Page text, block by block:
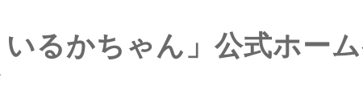
いるかちゃん」公式ホー